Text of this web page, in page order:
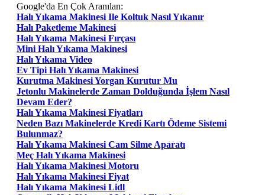
Google'da En Çok Aranılan:
Halı Yıkama Makinesi Ile Koltuk Nasıl Yıkanır
Halı Paketleme Makinesi
Halı Yıkama Makinesi Fırçası
Mini Halı Yıkama Makinesi
Halı Yıkama Video
Ev Tipi Halı Yıkama Makinesi
Kurutma Makinesi Yorgan Kurutur Mu
Jetonlu Makinelerde Zaman Dolduğunda İşlem Nasıl
Devam Eder?
Halı Yıkama Makinesi Fiyatları
Neden Bazı Makinelerde Kredi Kartı Ödeme Sistemi
Bulunmaz?
Halı Yıkama Makinesi Cam Silme Aparatı
Meç Halı Yıkama Makinesi
Halı Yıkama Makinesi Motoru
Halı Yıkama Makinesi Fiyat
Halı Yıkama Makinesi Lidl